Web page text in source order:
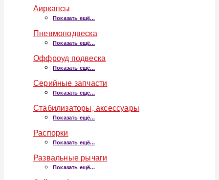
Аиркапсы
Показать ещё...
Пневмоподвеска
Показать ещё...
Оффроуд подвеска
Показать ещё...
Серийные запчасти
Показать ещё...
Стабилизаторы, аксессуары
Показать ещё...
Распорки
Показать ещё...
Развальные рычаги
Показать ещё...